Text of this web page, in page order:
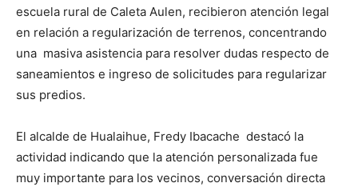
escuela rural de Caleta Aulen, recibieron atención legal
en relación a regularización de terrenos, concentrando
una masiva asistencia para resolver dudas respecto de
saneamientos e ingreso de solicitudes para regularizar
sus predios.
El alcalde de Hualaihue, Fredy Ibacache destacó la
actividad indicando que la atención personalizada fue
muy importante para los vecinos, conversación directa